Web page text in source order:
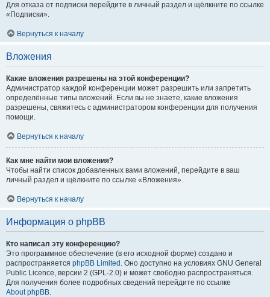
Для отказа от подписки перейдите в личный раздел и щёлкните по ссылке
«Подписки».
Вернуться к началу
Вложения
Какие вложения разрешены на этой конференции?
Администратор каждой конференции может разрешить или запретить
определённые типы вложений. Если вы не знаете, какие вложения
разрешены, свяжитесь с администратором конференции для получения
помощи.
Вернуться к началу
Как мне найти мои вложения?
Чтобы найти список добавленных вами вложений, перейдите в ваш
личный раздел и щёлкните по ссылке «Вложения».
Вернуться к началу
Информация о phpBB
Кто написал эту конференцию?
Это программное обеспечение (в его исходной форме) создано и
распространяется phpBB Limited . Оно доступно на условиях GNU General
Public Licence, версии 2 (GPL-2.0) и может свободно распространяться.
Для получения более подробных сведений перейдите по ссылке
About phpBB.